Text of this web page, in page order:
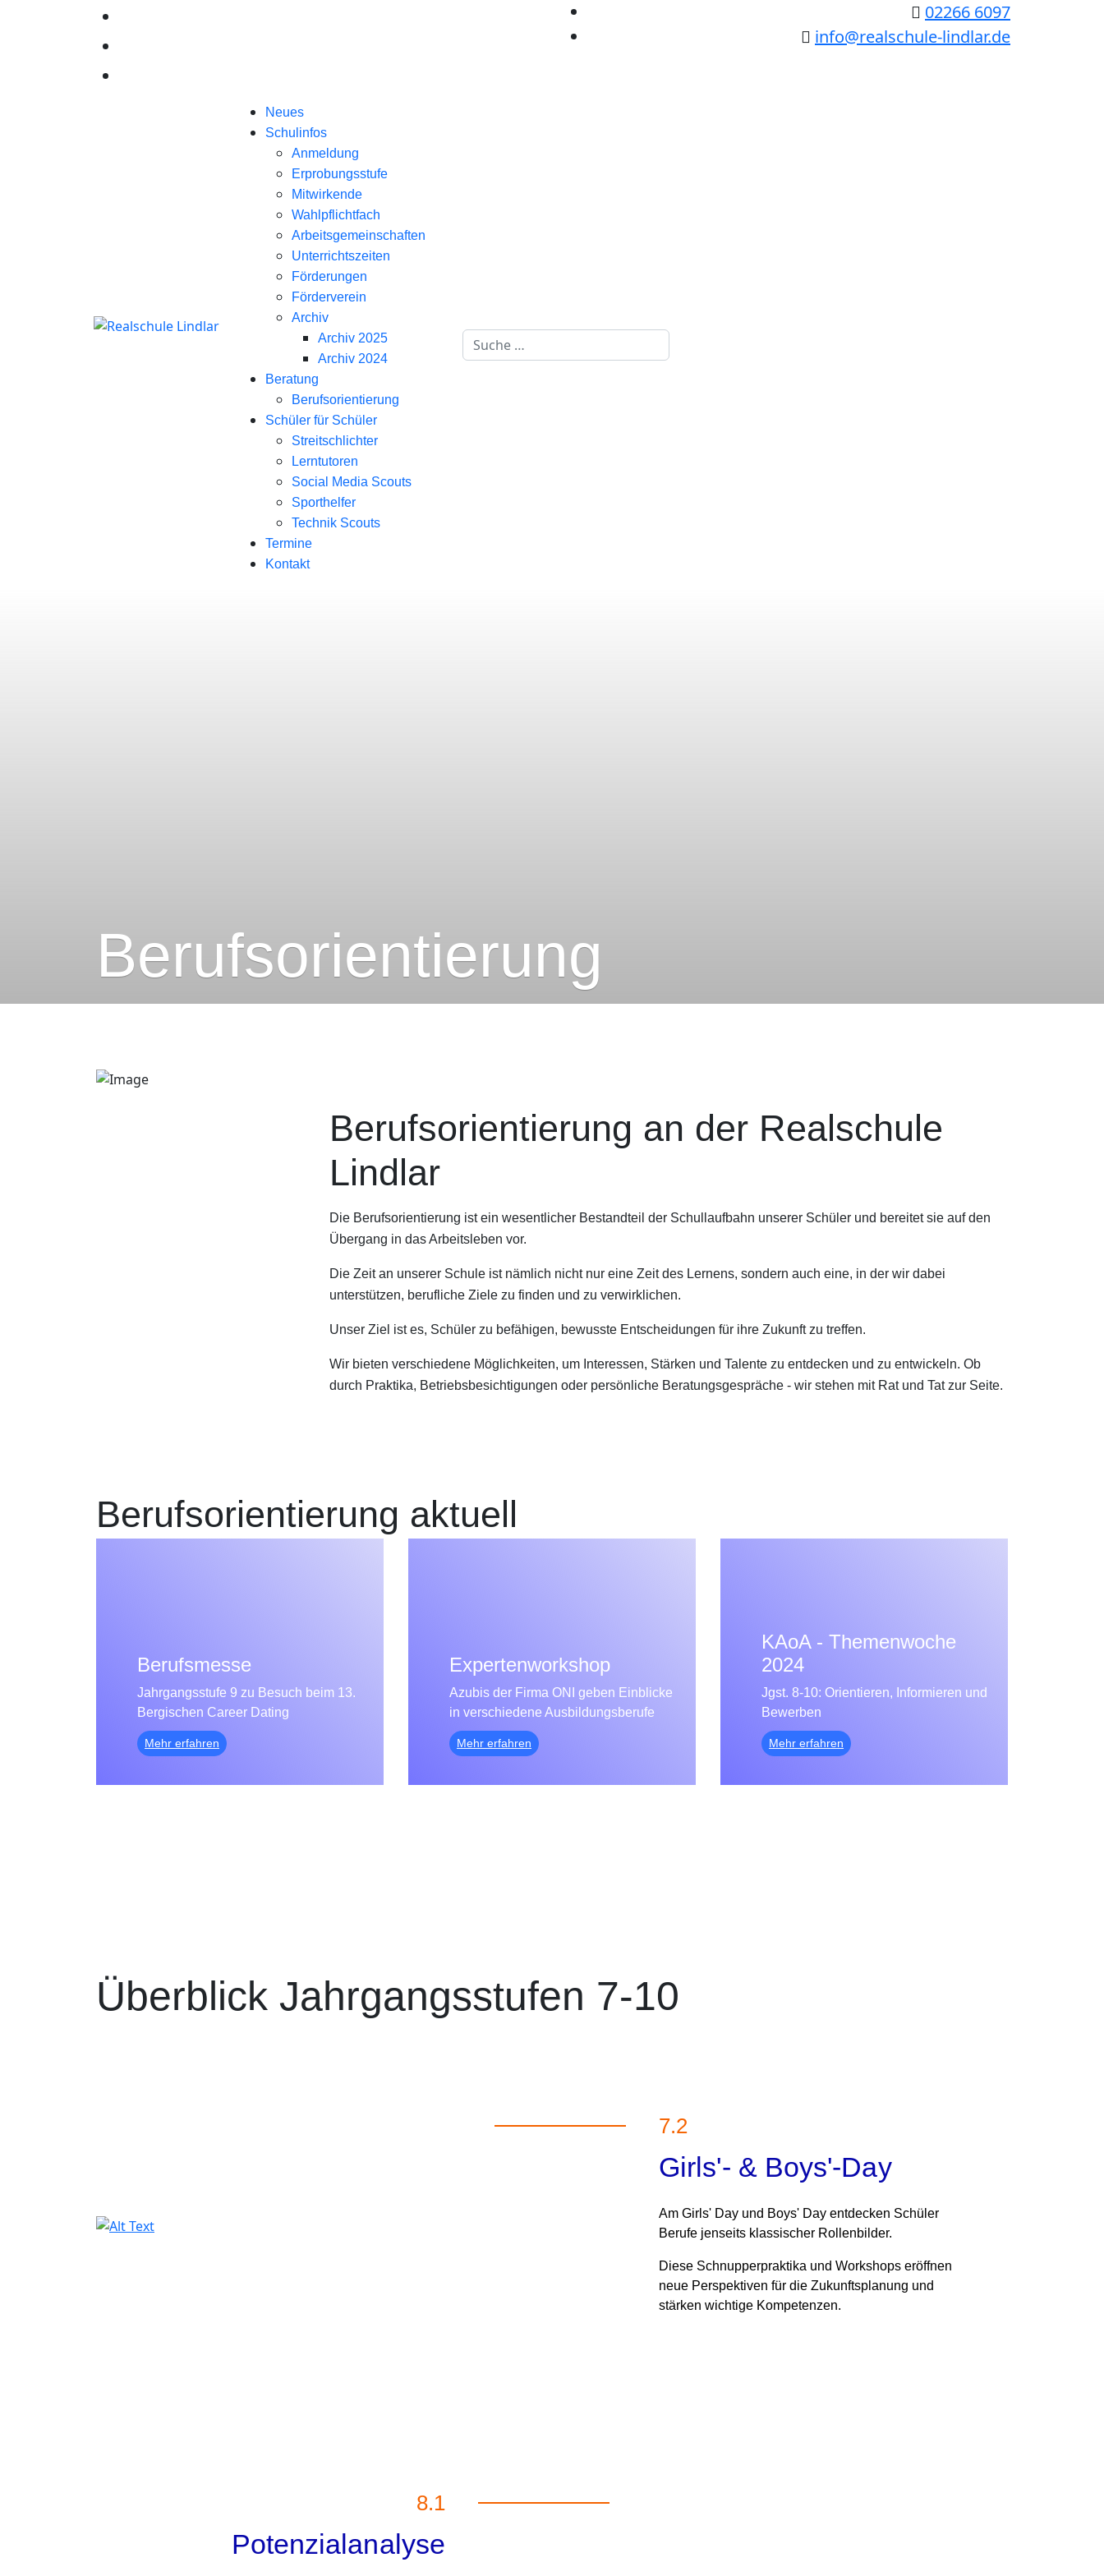
02266 6097
info@realschule-lindlar.de
Neues
Schulinfos
Anmeldung
Erprobungsstufe
Mitwirkende
Wahlpflichtfach
Arbeitsgemeinschaften
Unterrichtszeiten
Förderungen
Förderverein
Archiv
Archiv 2025
Archiv 2024
Beratung
Berufsorientierung
Schüler für Schüler
Streitschlichter
Lerntutoren
Social Media Scouts
Sporthelfer
Technik Scouts
Termine
Kontakt
Suchen
Berufsorientierung
Berufsorientierung an der Realschule
Lindlar
Die Berufsorientierung ist ein wesentlicher Bestandteil der Schullaufbahn unserer Schüler und bereitet sie auf den
Übergang in das Arbeitsleben vor.
Die Zeit an unserer Schule ist nämlich nicht nur eine Zeit des Lernens, sondern auch eine, in der wir dabei
unterstützen, berufliche Ziele zu finden und zu verwirklichen.
Unser Ziel ist es, Schüler zu befähigen, bewusste Entscheidungen für ihre Zukunft zu treffen.
Wir bieten verschiedene Möglichkeiten, um Interessen, Stärken und Talente zu entdecken und zu entwickeln. Ob
durch Praktika, Betriebsbesichtigungen oder persönliche Beratungsgespräche - wir stehen mit Rat und Tat zur Seite.
Berufsorientierung aktuell
Berufsmesse
Jahrgangsstufe 9 zu Besuch beim 13.
Bergischen Career Dating
Mehr erfahren
Expertenworkshop
Azubis der Firma ONI geben Einblicke
in verschiedene Ausbildungsberufe
Mehr erfahren
KAoA - Themenwoche
2024
Jgst. 8-10: Orientieren, Informieren und
Bewerben
Mehr erfahren
Überblick Jahrgangsstufen 7-10
7.2
Girls'- & Boys'-Day
Am Girls' Day und Boys' Day entdecken Schüler
Berufe jenseits klassischer Rollenbilder.
Diese Schnupperpraktika und Workshops eröffnen
neue Perspektiven für die Zukunftsplanung und
stärken wichtige Kompetenzen.
8.1
Potenzialanalyse